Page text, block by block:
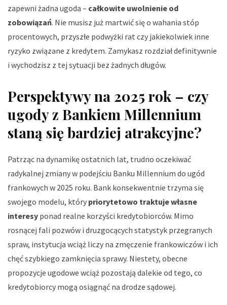
zapewni żadna ugoda – całkowite uwolnienie od
zobowiązań. Nie musisz już martwić się o wahania stóp
procentowych, przyszłe podwyżki rat czy jakiekolwiek inne
ryzyko związane z kredytem. Zamykasz rozdział definitywnie
i wychodzisz z tej sytuacji bez żadnych długów.
Perspektywy na 2025 rok – czy
ugody z Bankiem Millennium
staną się bardziej atrakcyjne?
Patrząc na dynamikę ostatnich lat, trudno oczekiwać
radykalnej zmiany w podejściu Banku Millennium do ugód
frankowych w 2025 roku. Bank konsekwentnie trzyma się
swojego modelu, który priorytetowo traktuje własne
interesy ponad realne korzyści kredytobiorców. Mimo
rosnącej fali pozwów i druzgocących statystyk przegranych
spraw, instytucja wciąż liczy na zmęczenie frankowiczów i ich
chęć szybkiego zamknięcia sprawy. Niestety, obecne
propozycje ugodowe wciąż pozostają dalekie od tego, co
kredytobiorcy mogą osiągnąć na drodze sądowej.